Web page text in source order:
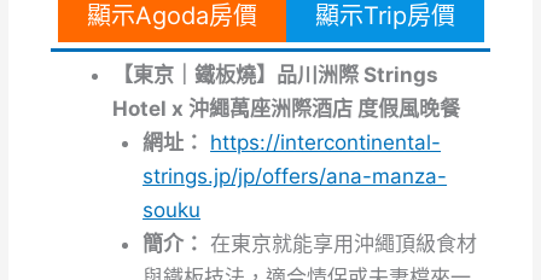
顯示Agoda房價 顯示Trip房價
【東京｜鐵板燒】品川洲際 Strings
Hotel x 沖繩萬座洲際酒店 度假風晚餐
網址： https://intercontinental-
strings.jp/jp/offers/ana-manza-
souku
簡介： 在東京就能享用沖繩頂級食材